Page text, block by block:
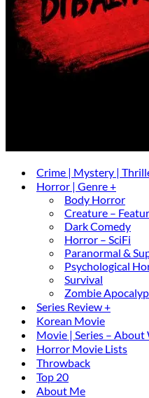
Crime | Mystery |
Horror | Genre +
Body Horror
Creature –
Dark Comedy
Horror – SciFi
Paranormal &
Psychological
Survival
Zombie
Series Review +
Korean Movie
Movie | Series – About
Horror Movie Lists
Throwback
Top 20
About Me